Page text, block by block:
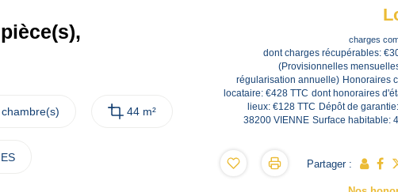
chambre(s) 44 m²
charges
dont charges récupérables:
(Provisionnelles
régularisation annuelle) Honoraires
locataire: €428 TTC dont honoraires
lieux: €128 TTC Dépôt de
38200 VIENNE Surface habitable:
Partager :